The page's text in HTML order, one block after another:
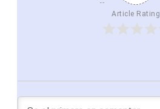
Article Rating